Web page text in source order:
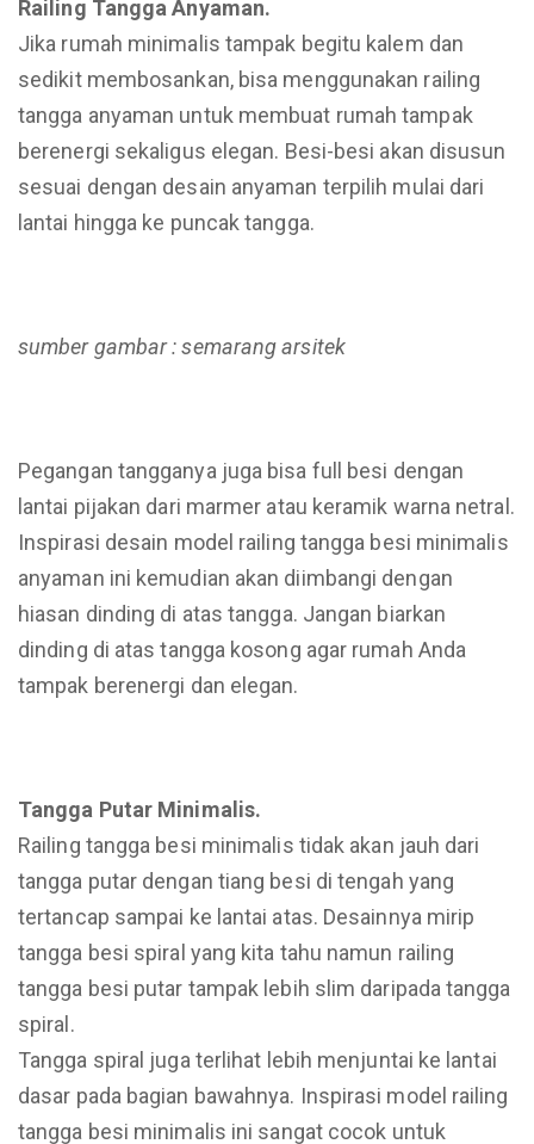
Railing Tangga Anyaman.
Jika rumah minimalis tampak begitu kalem dan
sedikit membosankan, bisa menggunakan railing
tangga anyaman untuk membuat rumah tampak
berenergi sekaligus elegan. Besi-besi akan disusun
sesuai dengan desain anyaman terpilih mulai dari
lantai hingga ke puncak tangga.
sumber gambar : semarang arsitek
Pegangan tangganya juga bisa full besi dengan
lantai pijakan dari marmer atau keramik warna netral.
Inspirasi desain model railing tangga besi minimalis
anyaman ini kemudian akan diimbangi dengan
hiasan dinding di atas tangga. Jangan biarkan
dinding di atas tangga kosong agar rumah Anda
tampak berenergi dan elegan.
Tangga Putar Minimalis.
Railing tangga besi minimalis tidak akan jauh dari
tangga putar dengan tiang besi di tengah yang
tertancap sampai ke lantai atas. Desainnya mirip
tangga besi spiral yang kita tahu namun railing
tangga besi putar tampak lebih slim daripada tangga
spiral.
Tangga spiral juga terlihat lebih menjuntai ke lantai
dasar pada bagian bawahnya. Inspirasi model railing
tangga besi minimalis ini sangat cocok untuk